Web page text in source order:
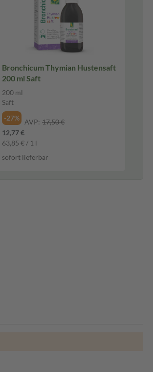
Bronchicum Thymian Hustensaft
200 ml Saft
200 ml
Saft
-27%
AVP: 17,50 €
12,77 €
63,85 € / 1 l
sofort lieferbar